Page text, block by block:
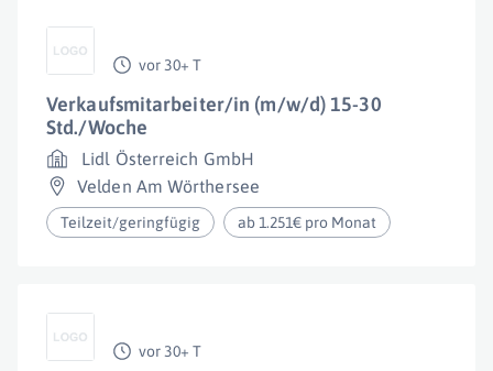
vor 30+ T
Verkaufsmitarbeiter/in (m/w/d) 15-30
Std./Woche
Lidl Österreich GmbH
Velden Am Wörthersee
Teilzeit/geringfügig ab 1.251€ pro Monat
vor 30+ T